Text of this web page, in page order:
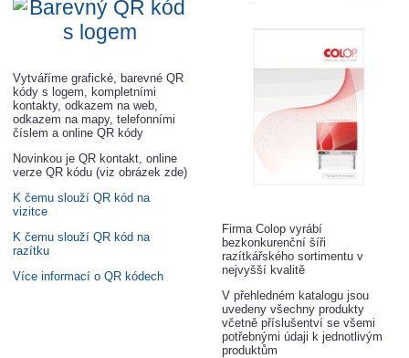
Firma Colop vyrábí
bezkonkurenční šíři
razítkářského sortimentu v
nejvyšší kvalitě
V přehledném katalogu jsou
uvedeny všechny produkty
včetně příslušentví se všemi
potřebnými údaji k jednotlivým
produktům
Vytváříme grafické, barevné QR
kódy s logem, kompletními
kontakty, odkazem na web,
odkazem na mapy, telefonními
číslem a online QR kódy
Novinkou je QR kontakt, online
verze QR kódu (viz obrázek zde)
K čemu slouží QR kód na
vizitce
K čemu slouží QR kód na
razítku
Více informací o QR kódech